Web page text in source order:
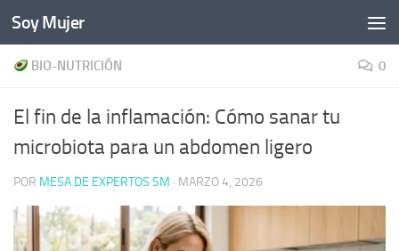
Bajo el contenido
Soy Mujer
BIO-NUTRICIÓN 0
El fin de la inflamación: Cómo sanar tu
microbiota para un abdomen ligero
POR MESA DE EXPERTOS SM · MARZO 4, 2026